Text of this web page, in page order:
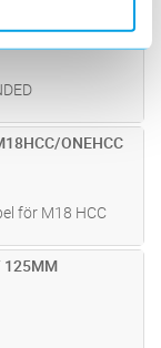
ONEHCC
för M18 HCC
125MM